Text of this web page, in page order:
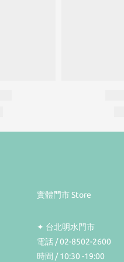
實體門市 Store
✦ 台北明水門市
電話 / 02-8502-2600
時間 / 10:30 -19:00